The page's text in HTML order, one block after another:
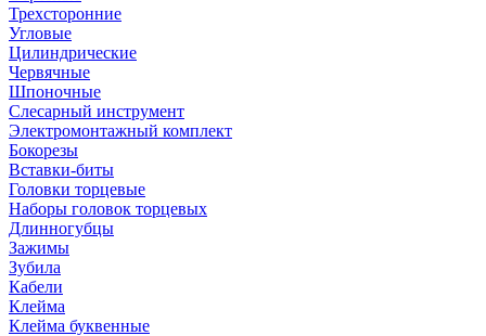
Трехсторонние
Угловые
Цилиндрические
Червячные
Шпоночные
Слесарный инструмент
Электромонтажный комплект
Бокорезы
Вставки-биты
Головки торцевые
Наборы головок торцевых
Длинногубцы
Зажимы
Зубила
Кабели
Клейма
Клейма буквенные